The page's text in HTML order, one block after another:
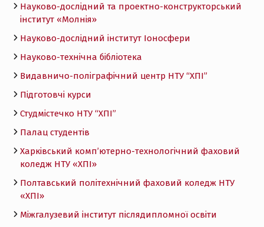
Науково-дослідний та проектно-конструкторський
інститут «Молнія»
Науково-дослідний інститут Іоносфери
Науково-технічна бібліотека
Видавничо-поліграфічний центр НТУ “ХПІ”
Підготовчі курси
Студмістечко НТУ “ХПІ”
Палац студентів
Харківський комп’ютерно-технологічний фаховий
коледж НТУ «ХПI»
Полтавський політехнічний фаховий коледж НТУ
«ХПI»
Міжгалузевий інститут післядипломної освіти